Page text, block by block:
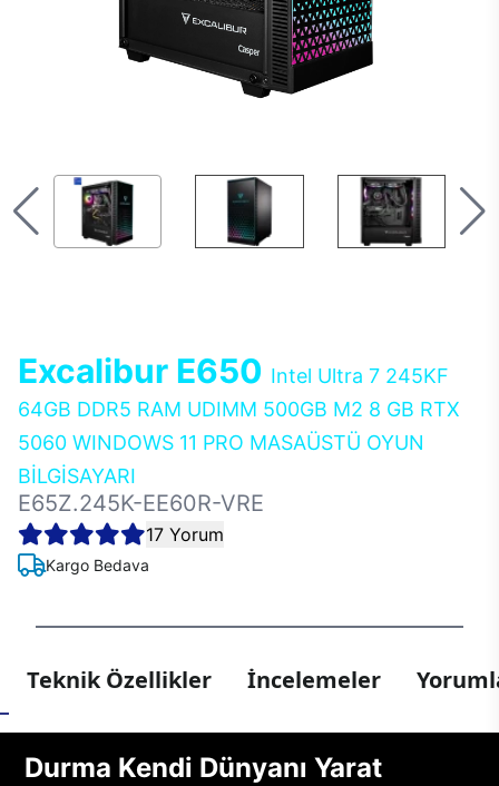
Excalibur E650 Intel Ultra 7 245KF
64GB DDR5 RAM UDIMM 500GB M2 8 GB RTX
5060 WINDOWS 11 PRO MASAÜSTÜ OYUN
BİLGİSAYARI
E65Z.245K-EE60R-VRE
17 Yorum
Kargo Bedava
Teknik Özellikler İncelemeler
Durma Kendi Dünyanı Yarat